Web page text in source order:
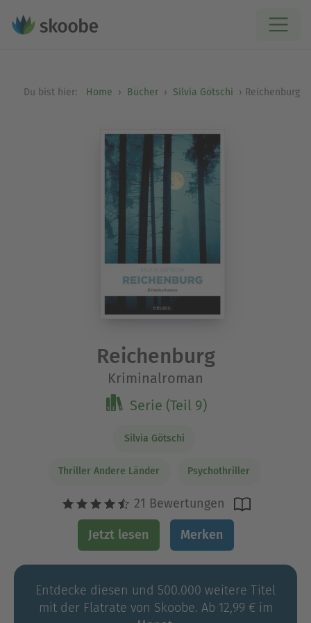
Du bist hier: Home Bücher Silvia Götschi Reichenburg
Reichenburg
Kriminalroman
Serie (Teil 9)
Silvia Götschi
Thriller Andere Länder Psychothriller
21 Bewertungen
Jetzt lesen Merken
Entdecke diesen und 500.000 weitere Titel
mit der Flatrate von Skoobe. Ab 12,99 € im